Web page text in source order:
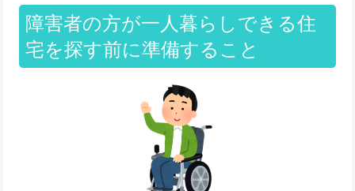
障害者の方が一人暮らしできる住
宅を探す前に準備すること